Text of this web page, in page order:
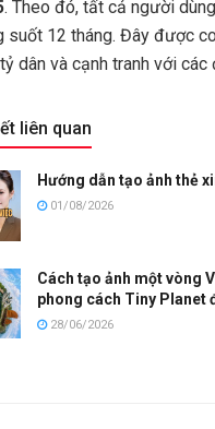
. Theo đó, tất cả người
suốt 12 tháng. Đây được
dân và cạnh tranh với
liên quan
Hướng dẫn tạo ảnh thẻ
01/08/2026
Cách tạo ảnh một vòng
phong cách Tiny Planet
28/06/2026